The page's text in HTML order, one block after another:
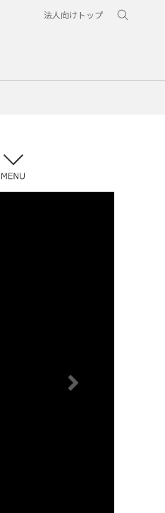
法人向けトップ